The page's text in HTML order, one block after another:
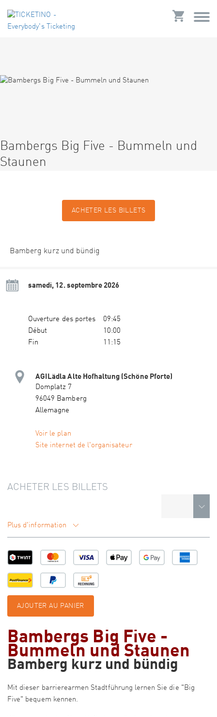
Bambergs Big Five - Bummeln und
Staunen
ACHETER LES BILLETS
Bamberg kurz und bündig
samedi, 12. septembre 2026
Ouverture des portes
09:45
Début
10:00
Fin
11:15
AGILädla Alte Hofhaltung (Schöne Pforte)
Domplatz 7
96049 Bamberg
Allemagne
Voir le plan
Site internet de l'organisateur
ACHETER LES BILLETS
Plus d'information
AJOUTER AU PANIER
Bambergs Big Five -
Bummeln und Staunen
Bamberg kurz und bündig
Mit dieser barrierearmen Stadtführung lernen Sie die "Big
Five" bequem kennen.